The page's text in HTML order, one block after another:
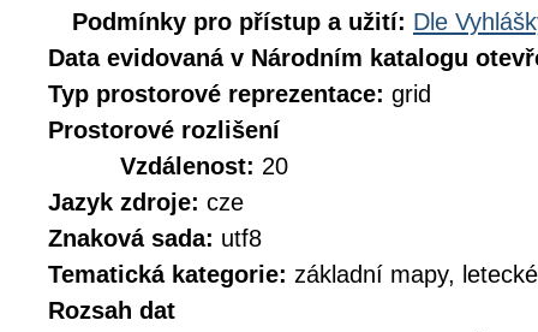
Podmínky pro přístup a užití: Dle
Data evidovaná v Národním katalogu
Typ prostorové reprezentace: grid
Prostorové rozlišení
Vzdálenost: 20
Jazyk zdroje: cze
Znaková sada: utf8
Tematická kategorie: základní mapy,
Rozsah dat